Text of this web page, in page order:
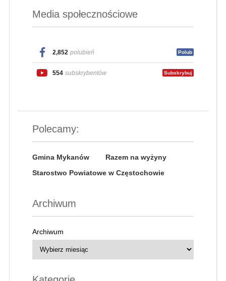
Media społecznościowe
2,852 polubień Polub
554 subskrybentów Subskrybuj
Polecamy:
Gmina Mykanów
Razem na wyżyny
Starostwo Powiatowe w Częstochowie
Archiwum
Archiwum